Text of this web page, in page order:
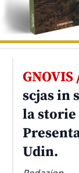
GNOVIS
scjas in
la
Udin.